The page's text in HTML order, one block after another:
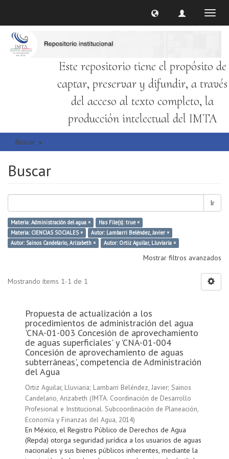
Este repositorio tiene el propósito de
captar, preservar y difundir, a través
del acceso al texto completo, la
producción intelectual del IMTA
Buscar
Buscar
Ir
Materia: Administración del agua ×
Has File(s): true ×
Materia: CIENCIAS SOCIALES ×
Autor: Lambarri Beléndez, Javier ×
Autor: Sainos Candelario, Arizabeth ×
Autor: Ortiz Aguilar, Lluviaria ×
Mostrar filtros avanzados
Mostrando ítems 1-1 de 1
Propuesta de actualización a los
procedimientos de administración del agua
'CNA-01-003 Concesión de aprovechamiento
de aguas superficiales' y 'CNA-01-004
Concesión de aprovechamiento de aguas
subterráneas', competencia de Administración
del Agua
Ortiz Aguilar, Lluviaria; Lambarri Beléndez, Javier; Sainos
Candelario, Arizabeth (IMTA. Coordinación de Desarrollo
Profesional e Institucional. Subcoordinación de Planeación,
Economía y Finanzas del Agua, 2014)
En México, el Registro Público de Derechos de Agua
(Repda) otorga seguridad jurídica a los usuarios de aguas
nacionales y sus bienes públicos inherentes, mediante la